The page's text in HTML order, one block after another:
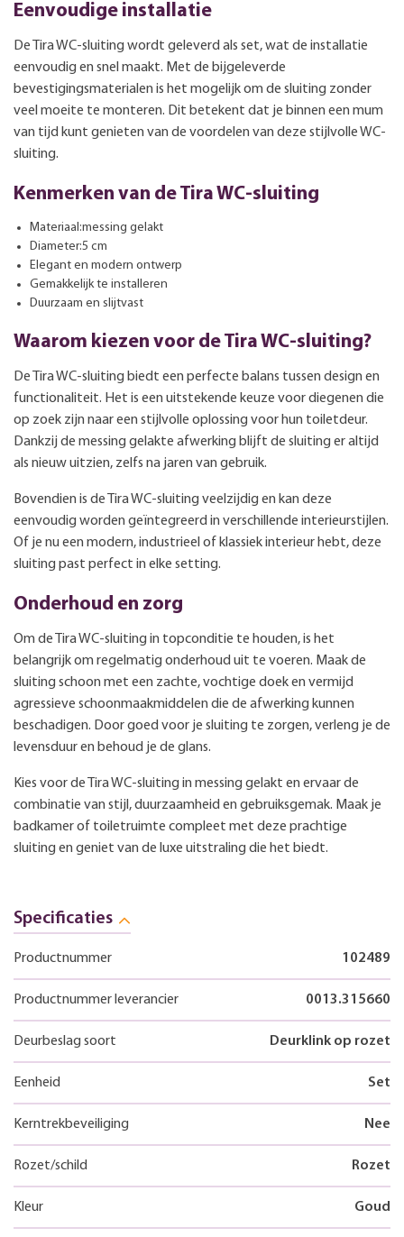
Eenvoudige installatie
De Tira WC-sluiting wordt geleverd als set, wat de installatie
eenvoudig en snel maakt. Met de bijgeleverde
bevestigingsmaterialen is het mogelijk om de sluiting zonder
veel moeite te monteren. Dit betekent dat je binnen een mum
van tijd kunt genieten van de voordelen van deze stijlvolle WC-
sluiting.
Kenmerken van de Tira WC-sluiting
Materiaal:messing gelakt
Diameter:5 cm
Elegant en modern ontwerp
Gemakkelijk te installeren
Duurzaam en slijtvast
Waarom kiezen voor de Tira WC-sluiting?
De Tira WC-sluiting biedt een perfecte balans tussen design en
functionaliteit. Het is een uitstekende keuze voor diegenen die
op zoek zijn naar een stijlvolle oplossing voor hun toiletdeur.
Dankzij de messing gelakte afwerking blijft de sluiting er altijd
als nieuw uitzien, zelfs na jaren van gebruik.
Bovendien is de Tira WC-sluiting veelzijdig en kan deze
eenvoudig worden geïntegreerd in verschillende interieurstijlen.
Of je nu een modern, industrieel of klassiek interieur hebt, deze
sluiting past perfect in elke setting.
Onderhoud en zorg
Om de Tira WC-sluiting in topconditie te houden, is het
belangrijk om regelmatig onderhoud uit te voeren. Maak de
sluiting schoon met een zachte, vochtige doek en vermijd
agressieve schoonmaakmiddelen die de afwerking kunnen
beschadigen. Door goed voor je sluiting te zorgen, verleng je de
levensduur en behoud je de glans.
Kies voor de Tira WC-sluiting in messing gelakt en ervaar de
combinatie van stijl, duurzaamheid en gebruiksgemak. Maak je
badkamer of toiletruimte compleet met deze prachtige
sluiting en geniet van de luxe uitstraling die het biedt.
Specificaties
Productnummer 102489
Productnummer leverancier 0013.315660
Deurbeslag soort Deurklink op rozet
Eenheid Set
Kerntrekbeveiliging Nee
Rozet/schild Rozet
Kleur Goud